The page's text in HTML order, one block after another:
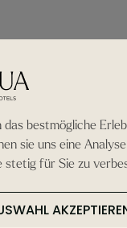
bestmögliche
sie uns eine
stetig für Sie zu